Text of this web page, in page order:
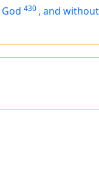
God 430 , and